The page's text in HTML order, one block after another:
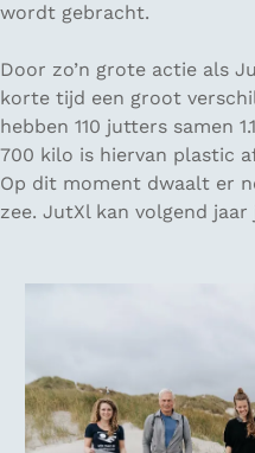
wordt gebracht.
Door zo’n grote actie als
korte tijd een groot
hebben 110 jutters samen
700 kilo is hiervan plastic
Op dit moment dwaalt er
zee. JutXl kan volgend